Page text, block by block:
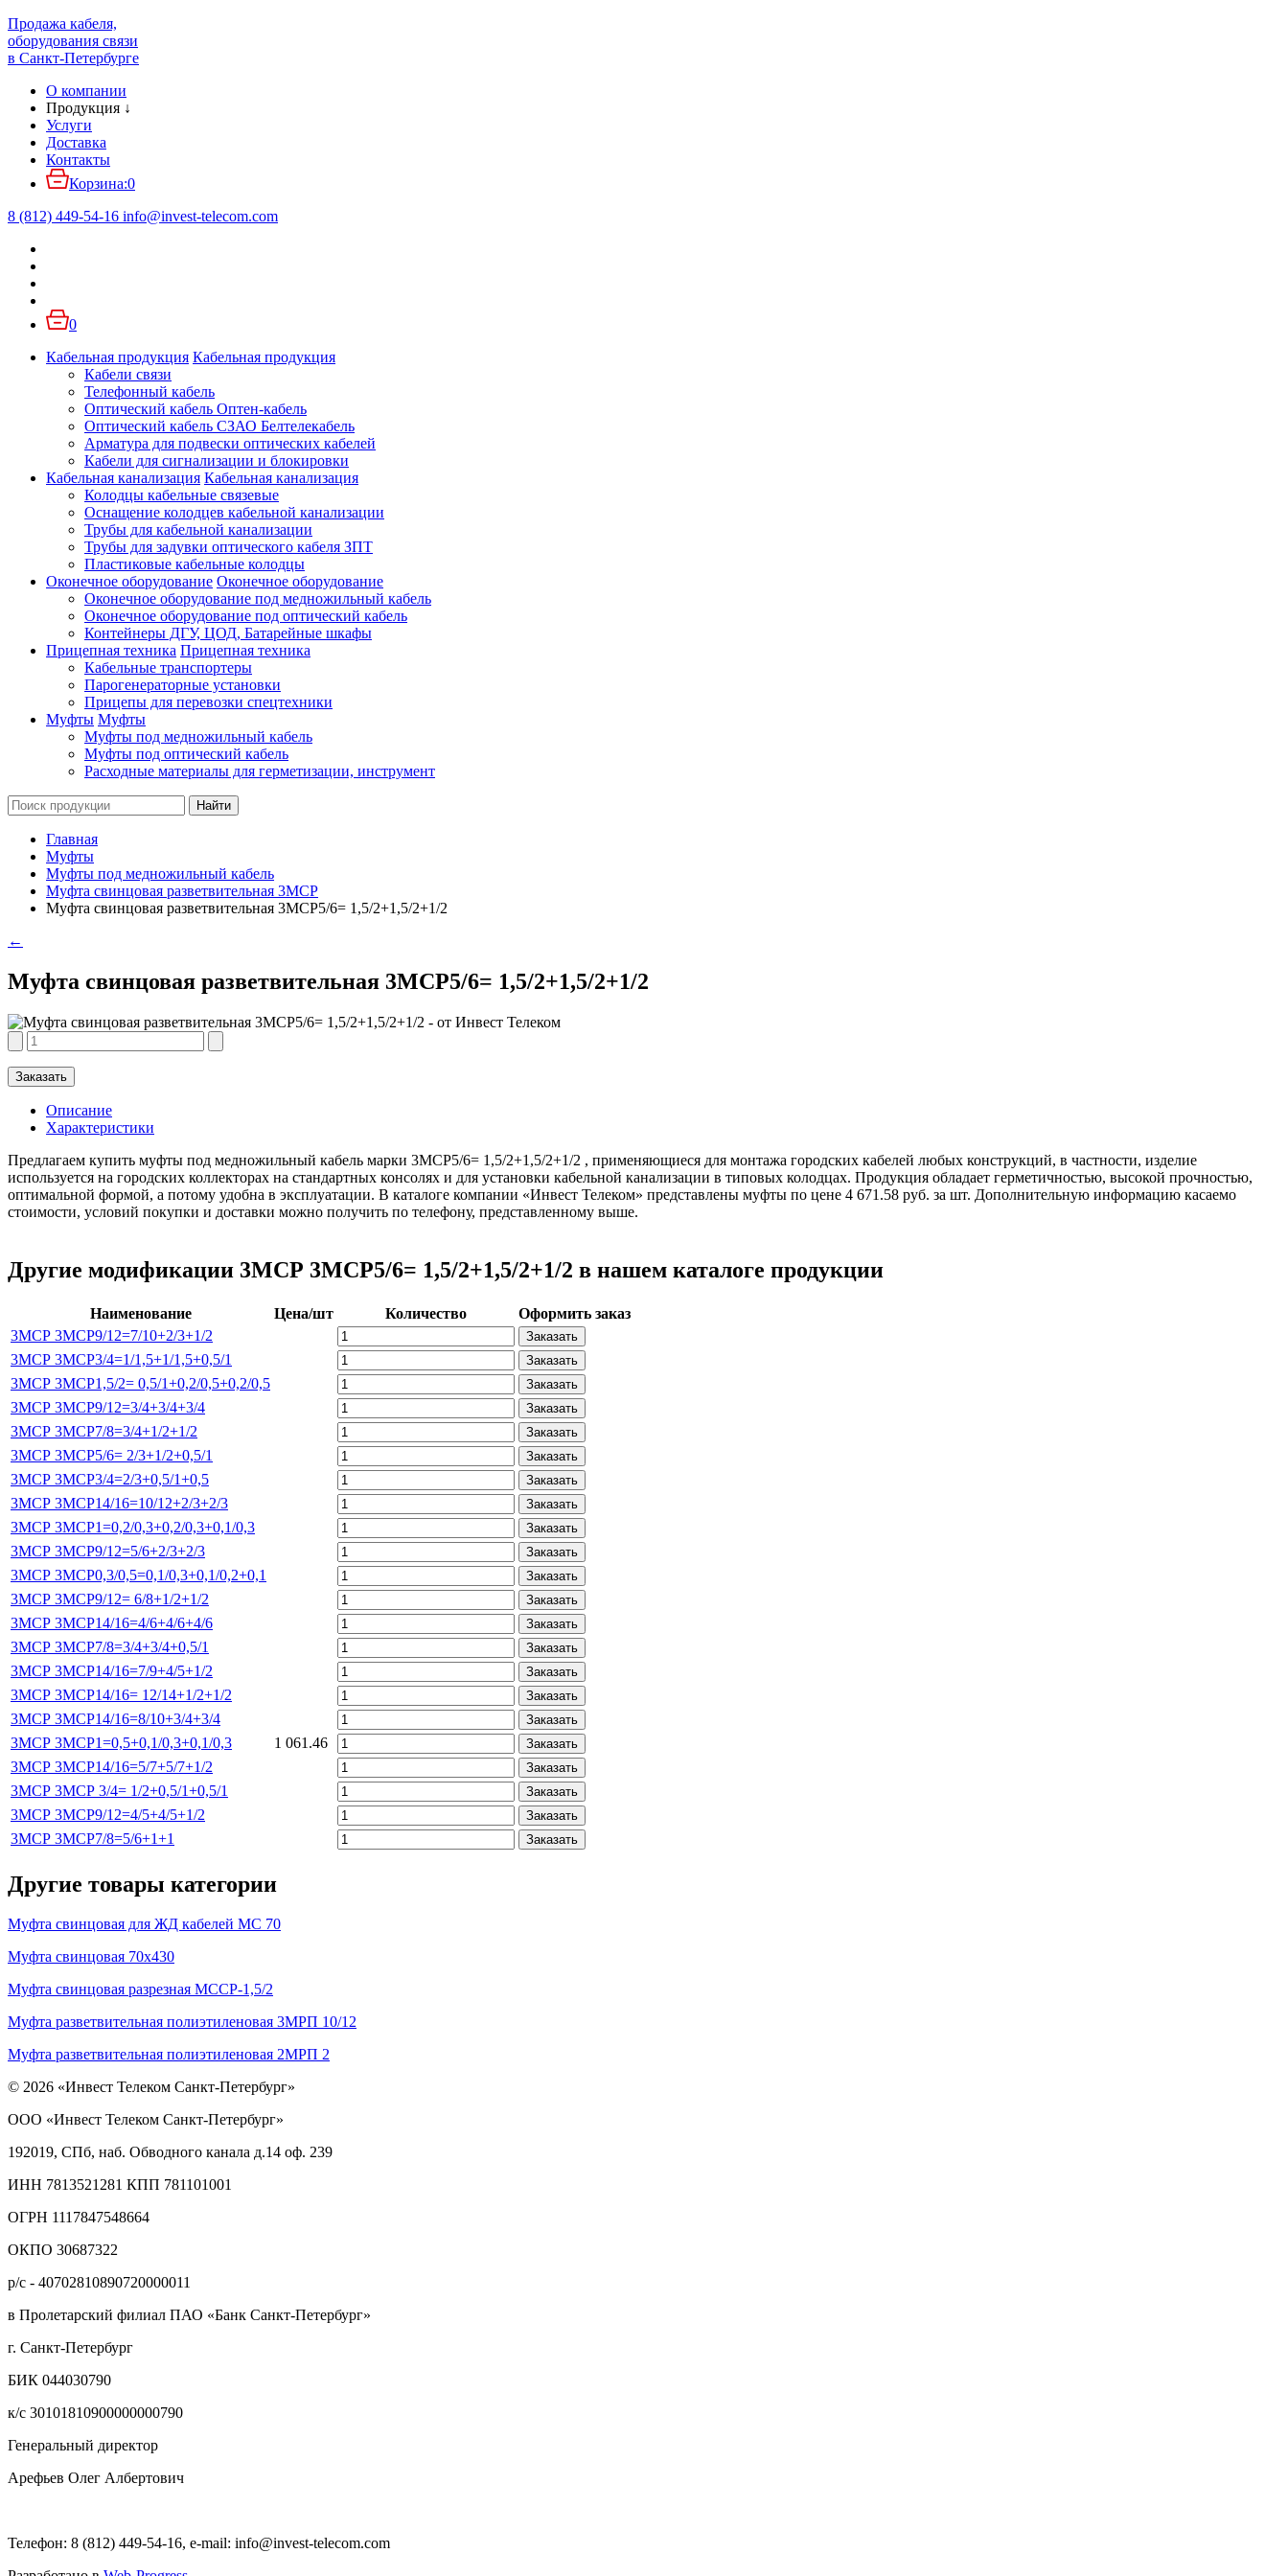
Продажа кабеля,
оборудования связи
в Санкт-Петербурге
О компании
Продукция ↓
Услуги
Доставка
Контакты
Корзина:0
8 (812) 449-54-16 info@invest-telecom.com
0
Кабельная продукция Кабельная продукция
Кабели связи
Телефонный кабель
Оптический кабель Оптен-кабель
Оптический кабель СЗАО Белтелекабель
Арматура для подвески оптических кабелей
Кабели для сигнализации и блокировки
Кабельная канализация Кабельная канализация
Колодцы кабельные связевые
Оснащение колодцев кабельной канализации
Трубы для кабельной канализации
Трубы для задувки оптического кабеля ЗПТ
Пластиковые кабельные колодцы
Оконечное оборудование Оконечное оборудование
Оконечное оборудование под медножильный кабель
Оконечное оборудование под оптический кабель
Контейнеры ДГУ, ЦОД, Батарейные шкафы
Прицепная техника Прицепная техника
Кабельные транспортеры
Парогенераторные установки
Прицепы для перевозки спецтехники
Муфты Муфты
Муфты под медножильный кабель
Муфты под оптический кабель
Расходные материалы для герметизации, инструмент
Главная
Муфты
Муфты под медножильный кабель
Муфта свинцовая разветвительная 3МСР
Муфта свинцовая разветвительная 3МСР5/6= 1,5/2+1,5/2+1/2
←
Муфта свинцовая разветвительная 3МСР5/6= 1,5/2+1,5/2+1/2
Заказать
Описание
Характеристики
Предлагаем купить муфты под медножильный кабель марки 3МСР5/6= 1,5/2+1,5/2+1/2 , применяющиеся для монтажа городских кабелей любых конструкций, в частности, изделие
используется на городских коллекторах на стандартных консолях и для установки кабельной канализации в типовых колодцах. Продукция обладает герметичностью, высокой прочностью,
оптимальной формой, а потому удобна в эксплуатации. В каталоге компании «Инвест Телеком» представлены муфты по цене 4 671.58 руб. за шт. Дополнительную информацию касаемо
стоимости, условий покупки и доставки можно получить по телефону, представленному выше.
Другие модификации 3МСР 3МСР5/6= 1,5/2+1,5/2+1/2 в нашем каталоге продукции
Наименование Цена/шт Количество
Оформить заказ
3МСР 3МСР9/12=7/10+2/3+1/2
Заказать
3МСР 3МСР3/4=1/1,5+1/1,5+0,5/1 Заказать
3МСР 3МСР1,5/2= 0,5/1+0,2/0,5+0,2/0,5 Заказать
3МСР 3МСР9/12=3/4+3/4+3/4 Заказать
3МСР 3МСР7/8=3/4+1/2+1/2 Заказать
3МСР 3МСР5/6= 2/3+1/2+0,5/1 Заказать
3МСР 3МСР3/4=2/3+0,5/1+0,5 Заказать
3МСР 3МСР14/16=10/12+2/3+2/3 Заказать
3МСР 3МСР1=0,2/0,3+0,2/0,3+0,1/0,3 Заказать
3МСР 3МСР9/12=5/6+2/3+2/3 Заказать
3МСР 3МСР0,3/0,5=0,1/0,3+0,1/0,2+0,1 Заказать
3МСР 3МСР9/12= 6/8+1/2+1/2 Заказать
3МСР 3МСР14/16=4/6+4/6+4/6 Заказать
3МСР 3МСР7/8=3/4+3/4+0,5/1 Заказать
3МСР 3МСР14/16=7/9+4/5+1/2 Заказать
3МСР 3МСР14/16= 12/14+1/2+1/2 Заказать
3МСР 3МСР14/16=8/10+3/4+3/4 Заказать
3МСР 3МСР1=0,5+0,1/0,3+0,1/0,3 1 061.46 Заказать
3МСР 3МСР14/16=5/7+5/7+1/2 Заказать
3МСР 3МСР 3/4= 1/2+0,5/1+0,5/1 Заказать
3МСР 3МСР9/12=4/5+4/5+1/2 Заказать
3МСР 3МСР7/8=5/6+1+1 Заказать
Другие товары категории
Муфта свинцовая для ЖД кабелей МС 70
Муфта свинцовая 70х430
Муфта свинцовая разрезная МССР-1,5/2
Муфта разветвительная полиэтиленовая 3МРП 10/12
Муфта разветвительная полиэтиленовая 2МРП 2
© 2026 «Инвест Телеком Санкт-Петербург»
ООО «Инвест Телеком Санкт-Петербург»
192019, СПб, наб. Обводного канала д.14 оф. 239
ИНН 7813521281 КПП 781101001
ОГРН 1117847548664
ОКПО 30687322
р/с - 40702810890720000011
в Пролетарский филиал ПАО «Банк Санкт-Петербург»
г. Санкт-Петербург
БИК 044030790
к/с 30101810900000000790
Генеральный директор
Арефьев Олег Албертович
Телефон: 8 (812) 449-54-16, e-mail: info@invest-telecom.com